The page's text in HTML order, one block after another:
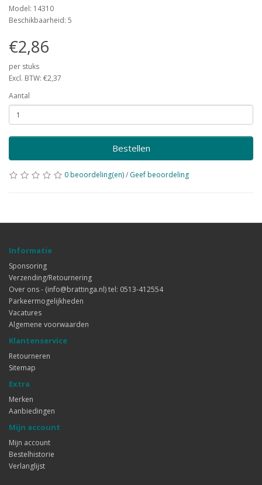
Model: 14310
Beschikbaarheid: 5
€2,86
per stuks
Excl. BTW: €2,37
Aantal
Bestellen
0 beoordeling(en)/ Geef beoordeling
Informatie
Sponsoring
Verzending/Retournering
Over ons - (info@brattinga.nl) tel: 0513-412554
Parkeermogelijkheden
Vacatures
Algemene voorwaarden
Klantenservice
Retourneren
Sitemap
Extra
Merken
Aanbiedingen
Mijn account
Mijn account
Bestelhistorie
Verlanglijst